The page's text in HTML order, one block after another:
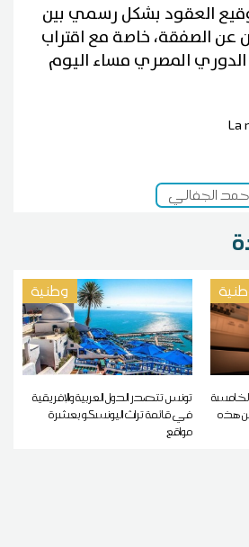
العقود بشكل رسمي بين
عن الصفقة، خاصة مع اقتراب
المصري مساء اليوم
La
الجفالي
هذه
وطنية
تونس تتصدر الدول العربية والإفريقية
في قائمة تراث اليونسكو بعشرة
مواقع